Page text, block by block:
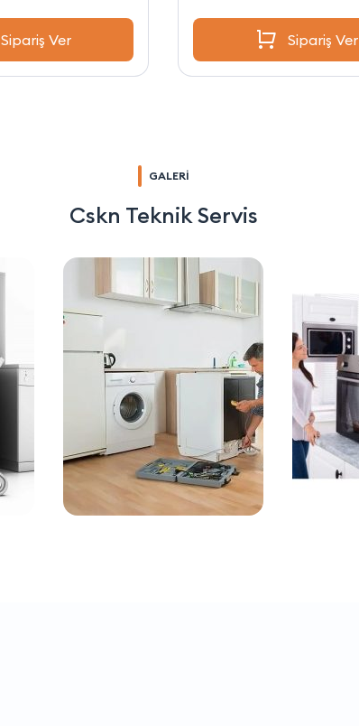
Sipariş Ver Sipariş Ver
GALERİ
Cskn Teknik Servis